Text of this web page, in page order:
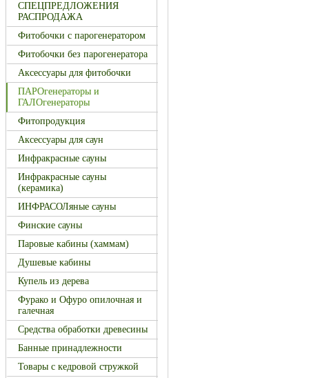
СПЕЦПРЕДЛОЖЕНИЯ
РАСПРОДАЖА
Фитобочки с парогенератором
Фитобочки без парогенератора
Аксессуары для фитобочки
ПАРОгенераторы и
ГАЛОгенераторы
Фитопродукция
Аксессуары для саун
Инфракрасные сауны
Инфракрасные сауны
(керамика)
ИНФРАСОЛяные сауны
Финские сауны
Паровые кабины (хаммам)
Душевые кабины
Купель из дерева
Фурако и Офуро опилочная и
галечная
Средства обработки древесины
Банные принадлежности
Товары с кедровой стружкой